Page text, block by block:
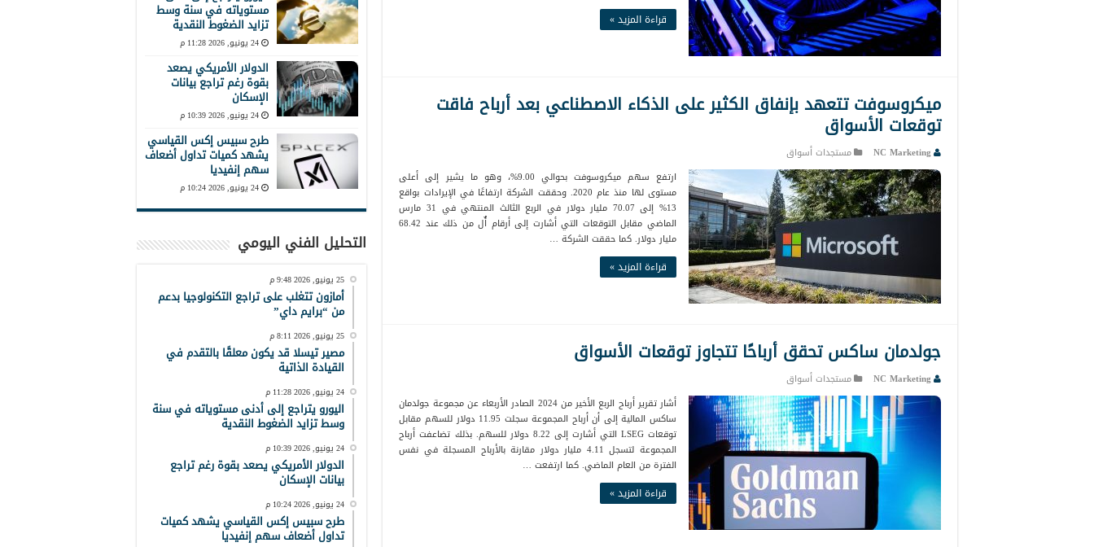
قراءة المزيد »
ميكروسوفت تتعهد بإنفاق الكثير على الذكاء الاصطناعي بعد أرباح فاقت
توقعات الأسواق
NC Marketing
مستجدات أسواق
ارتفع سهم ميكروسوفت بحوالي 9.00%، وهو ما يشير إلى أعلى
مستوى لها منذ عام 2020. وحققت الشركة ارتفاعًا في الإيرادات بواقع
13% إلى 70.07 مليار دولار في الربع الثالث المنتهي في 31 مارس
الماضي مقابل التوقعات التي أشارت إلى أرقام أٌل من ذلك عند 68.42
مليار دولار. كما حققت الشركة …
قراءة المزيد »
جولدمان ساكس تحقق أرباحًا تتجاوز توقعات الأسواق
NC Marketing
مستجدات أسواق
أشار تقرير أرباح الربع الأخير من 2024 الصادر الأربعاء عن مجموعة جولدمان
ساكس المالية إلى أن أرباح المجموعة سجلت 11.95 دولار للسهم مقابل
توقعات LSEG التي أشارت إلى 8.22 دولار للسهم. بذلك تضاعفت أرباح
المجموعة لتسجل 4.11 مليار دولار مقارنة بالأرباح المسجلة في نفس
الفترة من العام الماضي. كما ارتفعت …
قراءة المزيد »
مستوياته في سنة وسط
تزايد الضغوط النقدية
24 يونيو, 2026 11:28 م
الدولار الأمريكي يصعد
بقوة رغم تراجع بيانات
الإسكان
24 يونيو, 2026 10:39 م
طرح سبيس إكس القياسي
يشهد كميات تداول أضعاف
سهم إنفيديا
24 يونيو, 2026 10:24 م
التحليل الفني اليومي
25 يونيو, 2026 9:48 م
أمازون تتغلب على تراجع التكنولوجيا بدعم
من “برايم داي”
25 يونيو, 2026 8:11 م
مصير تيسلا قد يكون معلقًا بالتقدم في
القيادة الذاتية
24 يونيو, 2026 11:28 م
اليورو يتراجع إلى أدنى مستوياته في سنة
وسط تزايد الضغوط النقدية
24 يونيو, 2026 10:39 م
الدولار الأمريكي يصعد بقوة رغم تراجع
بيانات الإسكان
24 يونيو, 2026 10:24 م
طرح سبيس إكس القياسي يشهد كميات
تداول أضعاف سهم إنفيديا